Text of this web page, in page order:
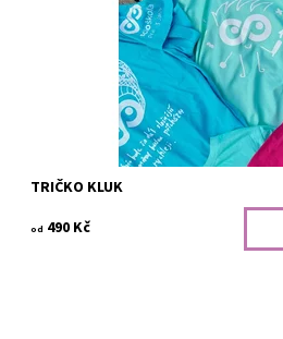
Vyrobíme
315/SCI/P/BAV
TRIČKO KLUK
od 490 Kč